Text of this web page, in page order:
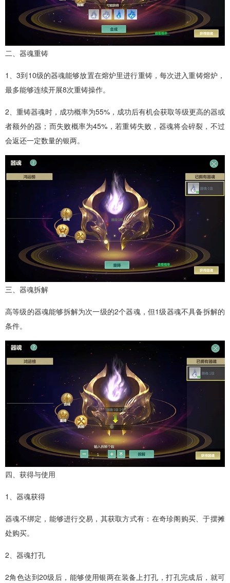
二、器魂重铸
1、3到10级的器魂能够放置在熔炉里进行重铸，每次进入重铸熔炉，
最多能够连续开展8次重铸操作。
2、重铸器魂时，成功概率为55%，成功后有机会获取等级更高的器或
者额外的器；而失败概率为45%，若重铸失败，器魂将会碎裂，不过
会返还一定数量的银两。
三、器魂拆解
高等级的器魂能够拆解为次一级的2个器魂，但1级器魂不具备拆解的
条件。
四、获得与使用
1、器魂获得
器魂不绑定，能够进行交易，其获取方式有：在奇珍阁购买、于摆摊
处购买。
2、器魂打孔
2角色达到20级后，能够使用银两在装备上打孔，打孔完成后，就可